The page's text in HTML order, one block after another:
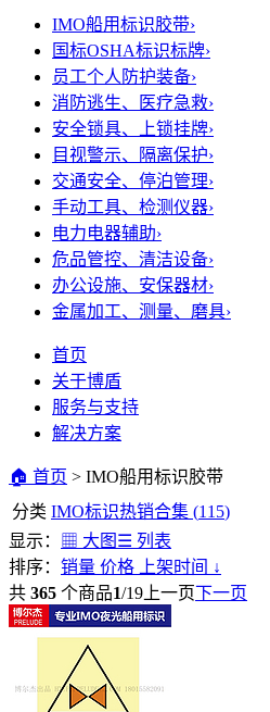
IMO船用标识胶带›
国标OSHA标识标牌›
员工个人防护装备›
消防逃生、医疗急救›
安全锁具、上锁挂牌›
目视警示、隔离保护›
交通安全、停泊管理›
手动工具、检测仪器›
电力电器辅助›
危品管控、清洁设备›
办公设施、安保器材›
金属加工、测量、磨具›
首页
关于博盾
服务与支持
解决方案
🏠 首页 > IMO船用标识胶带
分类 IMO标识热销合集 (115)
显示：
▦ 大图 ☰ 列表
排序： 销量 价格 上架时间 ↓
共 365 个商品1/19 上一页下一页